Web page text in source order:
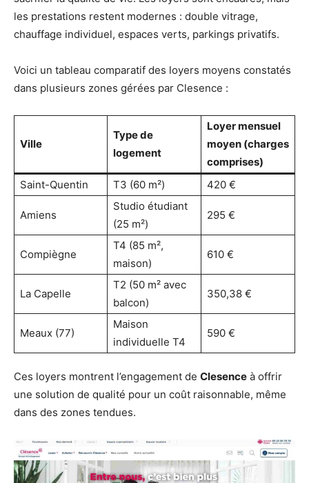
les prestations restent modernes : double vitrage,
chauffage individuel, espaces verts, parkings privatifs.
Voici un tableau comparatif des loyers moyens constatés
dans plusieurs zones gérées par Clesence :
Ville
Type de
logement
Loyer mensuel
moyen (charges
comprises)
Saint-Quentin
T3 (60 m²) 420 €
Amiens
Studio étudiant
(25 m²)
295 €
Compiègne
T4 (85 m²,
maison)
610 €
La Capelle
T2 (50 m² avec
balcon)
350,38 €
Meaux (77)
Maison
individuelle T4
590 €
Ces loyers montrent l’engagement de Clesence à offrir
une solution de qualité pour un coût raisonnable, même
dans des zones tendues.